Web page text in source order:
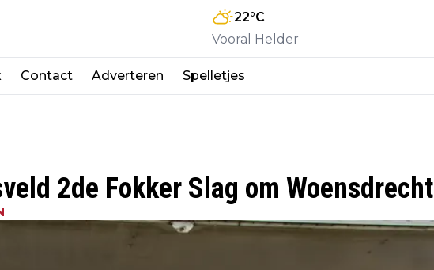
22°C
Vooral Helder
Contact Adverteren Spelletjes
2de Fokker Slag om Woensdrecht